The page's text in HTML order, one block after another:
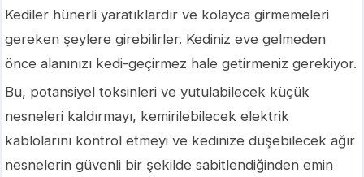
Kediler hünerli yaratıklardır ve kolayca girmemeleri
gereken şeylere girebilirler. Kediniz eve gelmeden
önce alanınızı kedi-geçirmez hale getirmeniz gerekiyor.
Bu, potansiyel toksinleri ve yutulabilecek küçük
nesneleri kaldırmayı, kemirilebilecek elektrik
kablolarını kontrol etmeyi ve kedinize düşebilecek ağır
nesnelerin güvenli bir şekilde sabitlendiğinden emin